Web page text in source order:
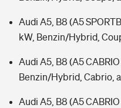
Audi A5, B8 (A5
kW, Benzin/Hybrid,
Audi A5, B8 (A5 CABRIO
Benzin/Hybrid, Cabrio,
Audi A5, B8 (A5